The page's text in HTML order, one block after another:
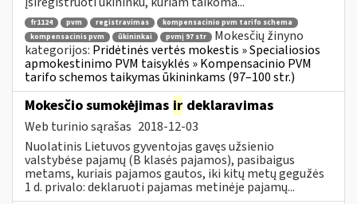
fr1124 pvm registravimas
kompensacinio pvm tarifo schema
kompensacinis pvm
ūkininkai pvmį 97 str
Mokesčių žinyno
kategorijos: Pridėtinės vertės mokestis » Specialiosios
apmokestinimo PVM taisyklės » Kompensacinio PVM
tarifo schemos taikymas ūkininkams (97–100 str.)
Mokesčio sumokėjimas ir deklaravimas
Web turinio sąrašas 2018-12-03
Nuolatinis Lietuvos gyventojas gavęs užsienio
valstybėse pajamų (B klasės pajamos), pasibaigus
metams, kuriais pajamos gautos, iki kitų metų gegužės
1 d. privalo: deklaruoti pajamas metinėje pajamų...